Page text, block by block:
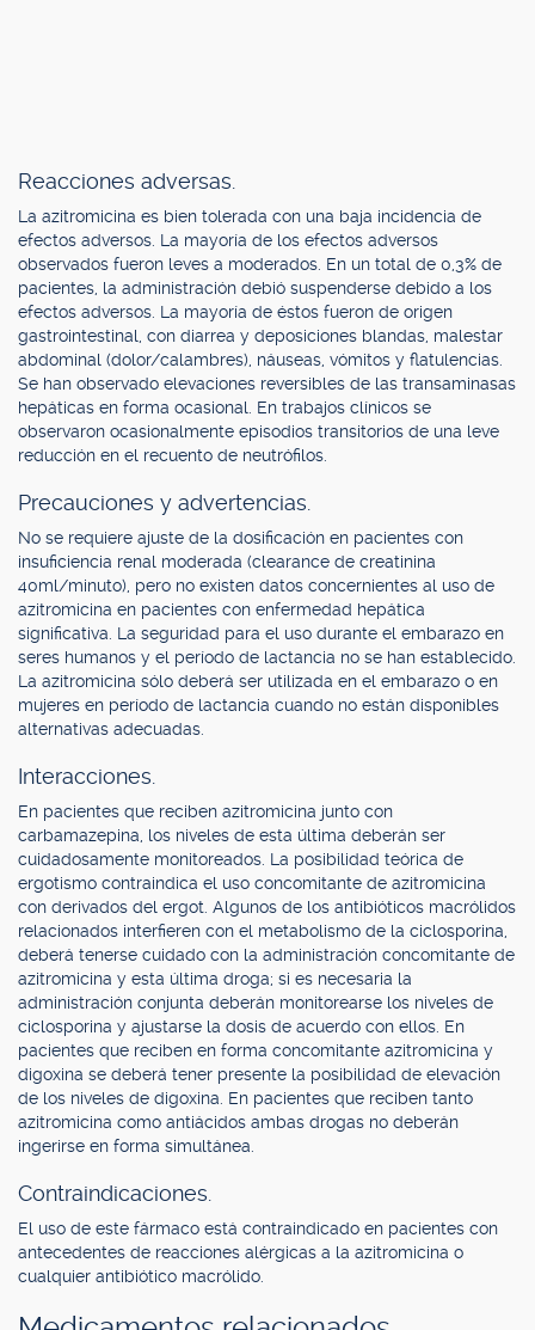
Reacciones adversas.
La azitromicina es bien tolerada con una baja incidencia de
efectos adversos. La mayoría de los efectos adversos
observados fueron leves a moderados. En un total de 0,3% de
pacientes, la administración debió suspenderse debido a los
efectos adversos. La mayoría de éstos fueron de origen
gastrointestinal, con diarrea y deposiciones blandas, malestar
abdominal (dolor/calambres), náuseas, vómitos y flatulencias.
Se han observado elevaciones reversibles de las transaminasas
hepáticas en forma ocasional. En trabajos clínicos se
observaron ocasionalmente episodios transitorios de una leve
reducción en el recuento de neutrófilos.
Precauciones y advertencias.
No se requiere ajuste de la dosificación en pacientes con
insuficiencia renal moderada (clearance de creatinina
40ml/minuto), pero no existen datos concernientes al uso de
azitromicina en pacientes con enfermedad hepática
significativa. La seguridad para el uso durante el embarazo en
seres humanos y el período de lactancia no se han establecido.
La azitromicina sólo deberá ser utilizada en el embarazo o en
mujeres en período de lactancia cuando no están disponibles
alternativas adecuadas.
Interacciones.
En pacientes que reciben azitromicina junto con
carbamazepina, los niveles de esta última deberán ser
cuidadosamente monitoreados. La posibilidad teórica de
ergotismo contraindica el uso concomitante de azitromicina
con derivados del ergot. Algunos de los antibióticos macrólidos
relacionados interfieren con el metabolismo de la ciclosporina,
deberá tenerse cuidado con la administración concomitante de
azitromicina y esta última droga; si es necesaria la
administración conjunta deberán monitorearse los niveles de
ciclosporina y ajustarse la dosis de acuerdo con ellos. En
pacientes que reciben en forma concomitante azitromicina y
digoxina se deberá tener presente la posibilidad de elevación
de los niveles de digoxina. En pacientes que reciben tanto
azitromicina como antiácidos ambas drogas no deberán
ingerirse en forma simultánea.
Contraindicaciones.
El uso de este fármaco está contraindicado en pacientes con
antecedentes de reacciones alérgicas a la azitromicina o
cualquier antibiótico macrólido.